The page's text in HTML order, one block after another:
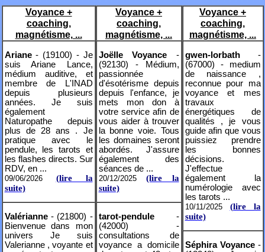
Voyance +
coaching,
magnétisme, ...
Ariane- (19100) - Je
suis Ariane Lance,
médium auditive, et
membre de L'INAD
depuis plusieurs
années. Je suis
également
Naturopathe depuis
plus de 28 ans . Je
pratique avec le
pendule, les tarots et
les flashes directs. Sur
RDV, en ...
09/06/2026 (lire la
suite)
Valérianne- (21800) -
Bienvenue dans mon
univers Je suis
Valerianne , voyante et
Voyance +
coaching,
magnétisme, ...
Joëlle Voyance -
(92130) - Médium,
passionnée
d'ésotérisme depuis
depuis l'enfance, je
mets mon don à
votre service afin de
vous aider à trouver
la bonne voie. Tous
les domaines seront
abordés. J'assure
également des
séances de ...
20/12/2025 (lire la
suite)
tarot-pendule-
(42000) -
consultations de
voyance a domicile
Voyance +
coaching,
magnétisme, ...
gwen-lorbath-
(67000) - medium
de naissance ,
reconnue pour ma
voyance et mes
travaux
énergétiques de
qualités , je vous
guide afin que vous
puissiez prendre
les bonnes
décisions.
J'effectue
également la
numérologie avec
les tarots ...
10/11/2025 (lire la
suite)
Séphira Voyance-